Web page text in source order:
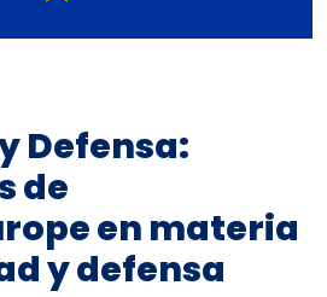
Defensa:
de
en materia
y defensa